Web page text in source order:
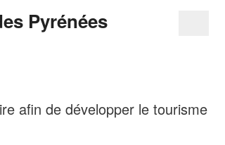
Pyrénées
afin de développer le tourisme